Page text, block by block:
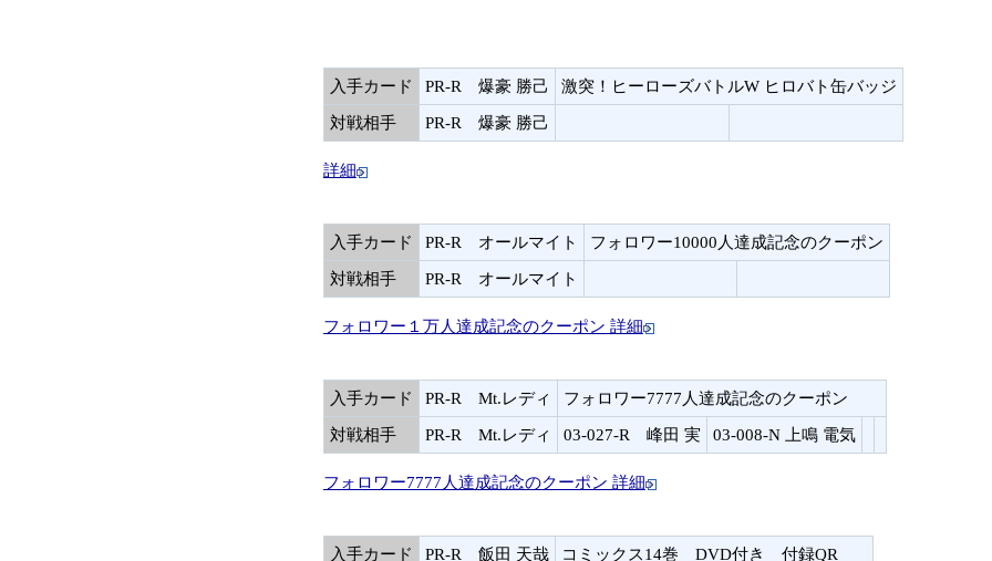
入手カード PR-R 爆豪 勝己 激突！ヒーローズバトルW ヒロバト缶バッジ
対戦相手 PR-R 爆豪 勝己
詳細
入手カード PR-R オールマイト フォロワー10000人達成記念のクーポン
対戦相手 PR-R オールマイト
フォロワー１万人達成記念のクーポン 詳細
入手カード PR-R Mt.レディ フォロワー7777人達成記念のクーポン
対戦相手 PR-R Mt.レディ 03-027-R 峰田 実 03-008-N 上鳴 電気
フォロワー7777人達成記念のクーポン 詳細
入手カード PR-R 飯田 天哉 コミックス14巻 DVD付き 付録QR